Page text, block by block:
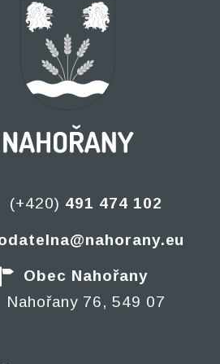
(+420) 491 474 102
Obec Nahořany
Nahořany 76, 549 07